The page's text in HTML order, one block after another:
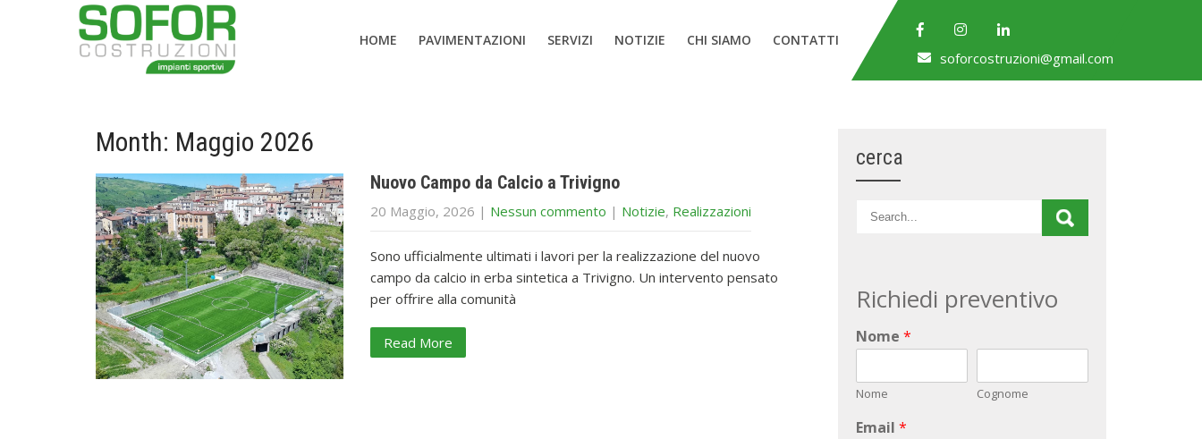
soforcostruzioni@gmail.com
HOME PAVIMENTAZIONI SERVIZI NOTIZIE CHI SIAMO CONTATTI
Month: Maggio 2026
Nuovo Campo da Calcio a Trivigno
20 Maggio, 2026 | Nessun commento | Notizie, Realizzazioni
Sono ufficialmente ultimati i lavori per la realizzazione del nuovo
campo da calcio in erba sintetica a Trivigno. Un intervento pensato
per offrire alla comunità
Read More
cerca
Richiedi preventivo
Nome *
Nome Cognome
Email *